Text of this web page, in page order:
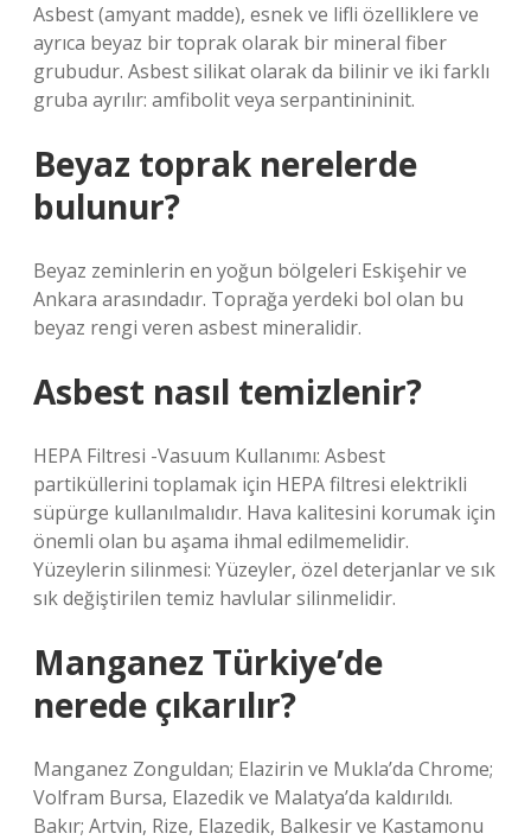
Asbest (amyant madde), esnek ve lifli özelliklere ve
ayrıca beyaz bir toprak olarak bir mineral fiber
grubudur. Asbest silikat olarak da bilinir ve iki farklı
gruba ayrılır: amfibolit veya serpantinininit.
Beyaz toprak nerelerde
bulunur?
Beyaz zeminlerin en yoğun bölgeleri Eskişehir ve
Ankara arasındadır. Toprağa yerdeki bol olan bu
beyaz rengi veren asbest mineralidir.
Asbest nasıl temizlenir?
HEPA Filtresi -Vasuum Kullanımı: Asbest
partiküllerini toplamak için HEPA filtresi elektrikli
süpürge kullanılmalıdır. Hava kalitesini korumak için
önemli olan bu aşama ihmal edilmemelidir.
Yüzeylerin silinmesi: Yüzeyler, özel deterjanlar ve sık
sık değiştirilen temiz havlular silinmelidir.
Manganez Türkiye’de
nerede çıkarılır?
Manganez Zonguldan; Elazirin ve Mukla’da Chrome;
Volfram Bursa, Elazedik ve Malatya’da kaldırıldı.
Bakır; Artvin, Rize, Elazedik, Balkesir ve Kastamonu